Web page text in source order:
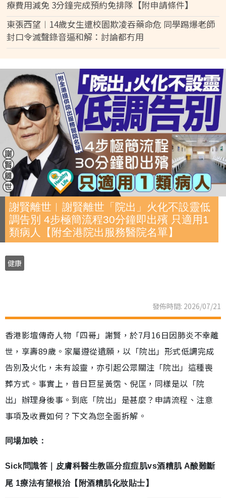
療費用減免 3分鐘完成預約免排隊【附申請條件】
東張西望︱14歲女生遭校園欺凌吞藥命危 同學踢爆老師
封口令滅聲錄音逼和解：討論都冇用
謝賢離世︱謝賢離世「院出」火化不設靈低
調告別 4步極簡流程30分鐘即出殯 只適用1
類病人【附全港院出服務醫院名單】
健康
發佈時間: 2026/07/21
香港影壇傳奇人物「四哥」謝賢，於7月16日因肺炎不幸離
世，享壽89歲。家屬遵從遺願，以「院出」形式低調完成
告別及火化，未有設靈，亦引起公眾關注「院出」這種喪
葬方式。事實上，昔日巨星黃霑、倪匡，同樣是以「院
出」辦理身後事。到底「院出」是甚麼？申請流程、注意
事項及收費如何？下文為您全面拆解。
同場加映：
Sick問識答｜皮膚科醫生教區分痘痘肌vs酒糟肌 A酸難斷
尾 1療法有望根治【附酒糟肌化妝貼士】